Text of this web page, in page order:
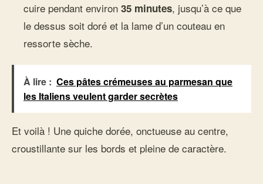
cuire pendant environ35 minutes, jusqu’à ce que
le dessus soit doré et la lame d’un couteau en
ressorte sèche.
À lire : Ces pâtes crémeuses au parmesan que
les Italiens veulent garder secrètes
Et voilà ! Une quiche dorée, onctueuse au centre,
croustillante sur les bords et pleine de caractère.